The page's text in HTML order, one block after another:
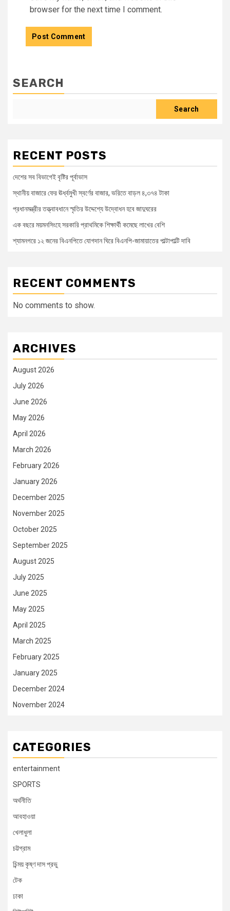
browser for the next time I comment.
SEARCH
Search
RECENT POSTS
দেশের সব বিভাগেই বৃষ্টির পূর্বাভাস
স্থানীয় বাজারে ফের ঊর্ধ্বমুখী স্বর্ণের বাজার, ভরিতে বাড়ল ৪,৩৭৪ টাকা
প্রধানমন্ত্রীর তত্ত্বাবধানে স্মৃতির উদ্দেশ্যে উদ্বোধন হবে জাদুঘরের
এক বছরে ময়মনসিংহে সরকারি প্রাথমিকে শিক্ষার্থী কমেছে লাখের বেশি
শ্যামনগরে ১২ জনের বিএনপিতে যোগদান ঘিরে বিএনপি-জামায়াতের পাল্টাপাল্টি দাবি
RECENT COMMENTS
No comments to show.
ARCHIVES
August 2026
July 2026
June 2026
May 2026
April 2026
March 2026
February 2026
January 2026
December 2025
November 2025
October 2025
September 2025
August 2025
July 2025
June 2025
May 2025
April 2025
March 2025
February 2025
January 2025
December 2024
November 2024
CATEGORIES
entertainment
SPORTS
অর্থনীতি
আবহাওয়া
খেলাধুলা
চট্টগ্রাম
চিন্ময় কৃষ্ণ দাস প্রভু
টেক
ঢাকা